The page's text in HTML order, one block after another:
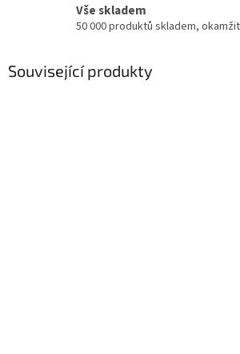
Vše skladem
50 000 produktů skladem,
Související produkty